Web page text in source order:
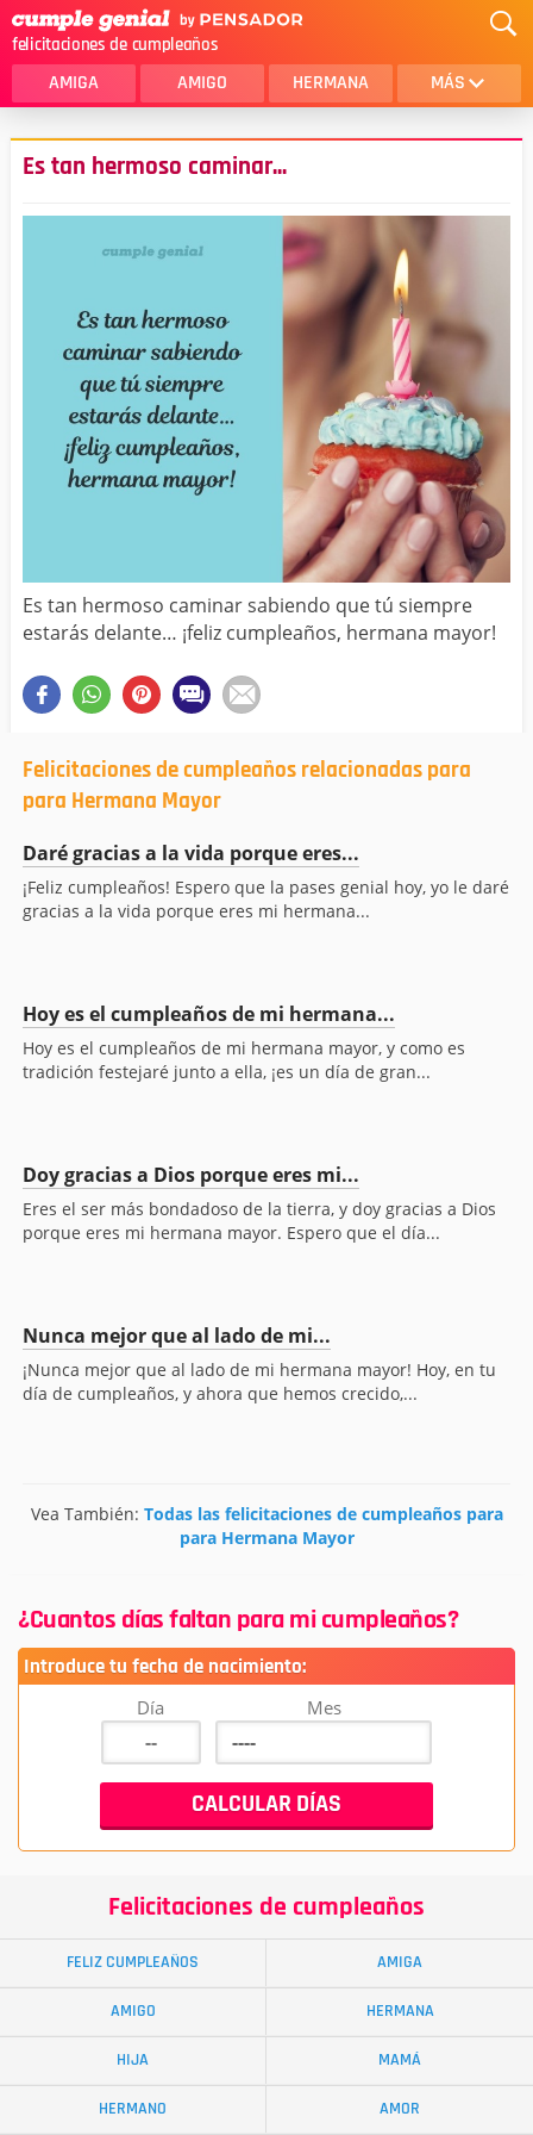
felicitaciones de cumpleaños
AMIGA AMIGO HERMANA MÁS
MAMA
AMOR
HIJO
NOVIA
ESPOSO
PAPA
HOMBRE
TIA
CUÑADA
ALGUIEN ESPECIAL
PRIMO
TODAS LAS CATEGORÍAS
Es tan hermoso caminar...
Es tan hermoso caminar sabiendo que tú siempre
estarás delante… ¡feliz cumpleaños, hermana mayor!
Felicitaciones de cumpleaños relacionadas para
para Hermana Mayor
Daré gracias a la vida porque eres...
¡Feliz cumpleaños! Espero que la pases genial hoy, yo le daré
gracias a la vida porque eres mi hermana...
Hoy es el cumpleaños de mi hermana...
Hoy es el cumpleaños de mi hermana mayor, y como es
tradición festejaré junto a ella, ¡es un día de gran...
Doy gracias a Dios porque eres mi...
Eres el ser más bondadoso de la tierra, y doy gracias a Dios
porque eres mi hermana mayor. Espero que el día...
Nunca mejor que al lado de mi...
¡Nunca mejor que al lado de mi hermana mayor! Hoy, en tu
día de cumpleaños, y ahora que hemos crecido,...
Vea También: Todas las felicitaciones de cumpleaños para
para Hermana Mayor
¿Cuantos días faltan para mi cumpleaños?
Introduce tu fecha de nacimiento:
Día Mes
Felicitaciones de cumpleaños
FELIZ CUMPLEAÑOS AMIGA
AMIGO HERMANA
HIJA MAMÁ
HERMANO AMOR